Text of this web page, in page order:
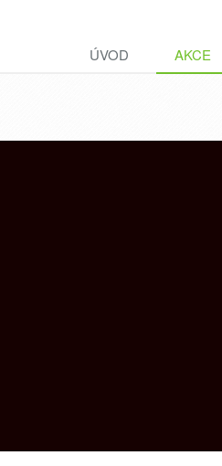
ÚVOD AKCE